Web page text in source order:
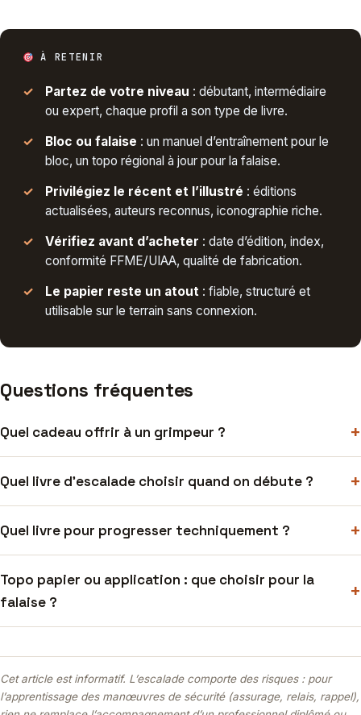
À RETENIR
Partez de votre niveau : débutant, intermédiaire
ou expert, chaque profil a son type de livre.
Bloc ou falaise : un manuel d’entraînement pour le
bloc, un topo régional à jour pour la falaise.
Privilégiez le récent et l’illustré : éditions
actualisées, auteurs reconnus, iconographie riche.
Vérifiez avant d’acheter : date d’édition, index,
conformité FFME/UIAA, qualité de fabrication.
Le papier reste un atout : fiable, structuré et
utilisable sur le terrain sans connexion.
Questions fréquentes
Quel cadeau offrir à un grimpeur ?
Quel livre d’escalade choisir quand on débute ?
Quel livre pour progresser techniquement ?
Topo papier ou application : que choisir pour la
falaise ?
Cet article est informatif. L’escalade comporte des risques : pour
l’apprentissage des manœuvres de sécurité (assurage, relais, rappel),